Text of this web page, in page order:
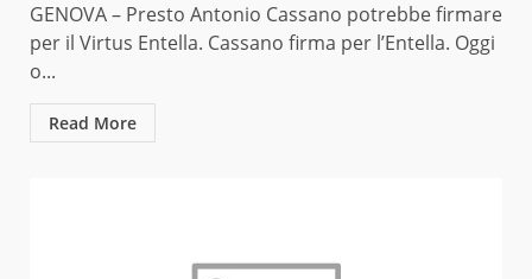
GENOVA – Presto Antonio Cassano potrebbe firmare
per il Virtus Entella. Cassano firma per l’Entella. Oggi
o...
Read More